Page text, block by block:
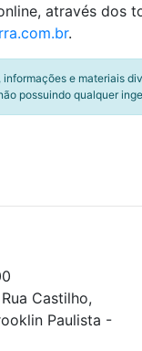
através dos
.
informações e materiais
possuindo qualquer
Castilho,
Paulista -